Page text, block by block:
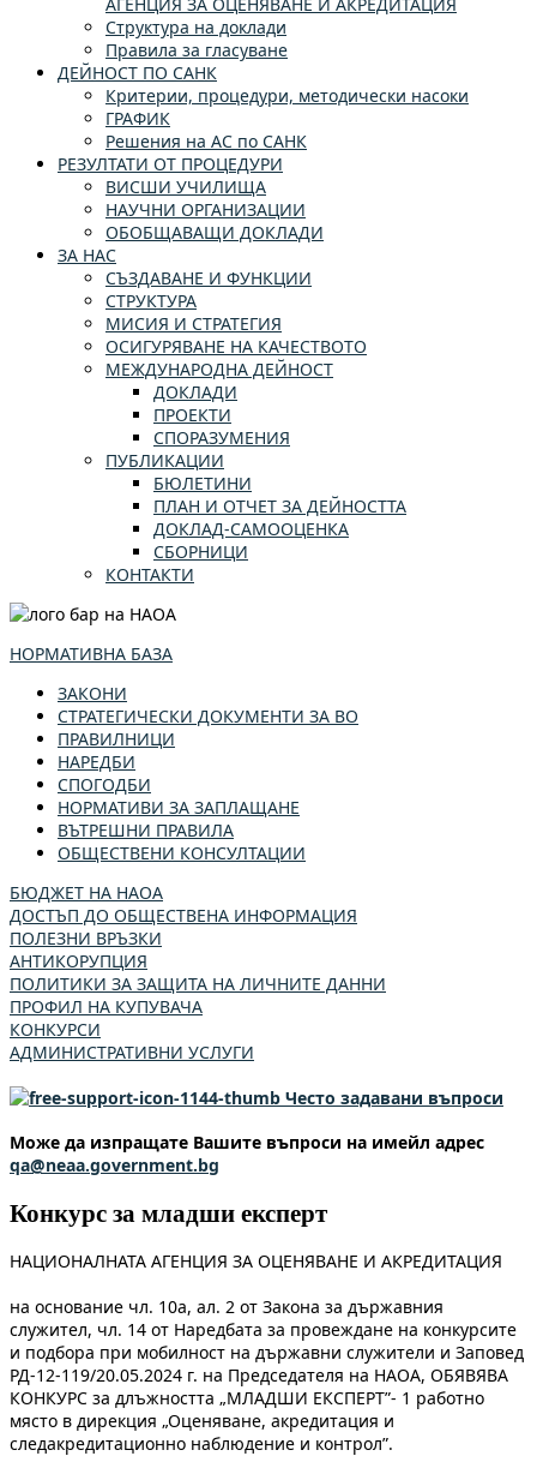
Структура на доклади
Правила за гласуване
ДЕЙНОСТ ПО САНК
Критерии, процедури, методически насоки
ГРАФИК
Решения на АС по САНК
РЕЗУЛТАТИ ОТ ПРОЦЕДУРИ
ВИСШИ УЧИЛИЩА
НАУЧНИ ОРГАНИЗАЦИИ
ОБОБЩАВАЩИ ДОКЛАДИ
ЗА НАС
СЪЗДАВАНЕ И ФУНКЦИИ
СТРУКТУРА
МИСИЯ И СТРАТЕГИЯ
ОСИГУРЯВАНЕ НА КАЧЕСТВОТО
МЕЖДУНАРОДНА ДЕЙНОСТ
ДОКЛАДИ
ПРОЕКТИ
СПОРАЗУМЕНИЯ
ПУБЛИКАЦИИ
БЮЛЕТИНИ
ПЛАН И ОТЧЕТ ЗА ДЕЙНОСТТА
ДОКЛАД-САМООЦЕНКА
СБОРНИЦИ
КОНТАКТИ
НОРМАТИВНА БАЗА
ЗАКОНИ
СТРАТЕГИЧЕСКИ ДОКУМЕНТИ ЗА ВО
ПРАВИЛНИЦИ
НАРЕДБИ
СПОГОДБИ
НОРМАТИВИ ЗА ЗАПЛАЩАНЕ
ВЪТРЕШНИ ПРАВИЛА
ОБЩЕСТВЕНИ КОНСУЛТАЦИИ
БЮДЖЕТ НА НАОА
ДОСТЪП ДО ОБЩЕСТВЕНА ИНФОРМАЦИЯ
ПОЛЕЗНИ ВРЪЗКИ
АНТИКОРУПЦИЯ
ПОЛИТИКИ ЗА ЗАЩИТА НА ЛИЧНИТЕ ДАННИ
ПРОФИЛ НА КУПУВАЧА
КОНКУРСИ
АДМИНИСТРАТИВНИ УСЛУГИ
Често задавани въпроси
Може да изпращате Вашите въпроси на имейл адрес
qa@neaa.government.bg
Конкурс за младши експерт
НАЦИОНАЛНАТА АГЕНЦИЯ ЗА ОЦЕНЯВАНЕ И АКРЕДИТАЦИЯ
на основание чл. 10а, ал. 2 от Закона за държавния
служител, чл. 14 от Наредбата за провеждане на конкурсите
и подбора при мобилност на държавни служители и Заповед
РД-12-119/20.05.2024 г. на Председателя на НАОА, ОБЯВЯВА
КОНКУРС за длъжността „МЛАДШИ ЕКСПЕРТ”- 1 работно
място в дирекция „Оценяване, акредитация и
следакредитационно наблюдение и контрол”.